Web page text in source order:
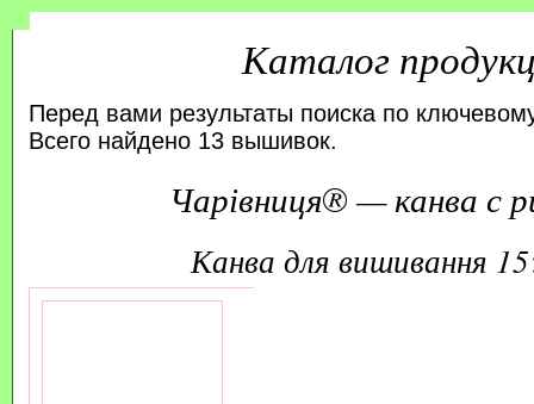
Каталог
Перед вами результаты поиска по
Всего найдено 13 вышивок.
Чарівниця® — канва с
канва для вишивання